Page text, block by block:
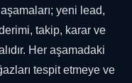
yeni lead,
takip, karar ve
Her aşamadaki
tespit etmeye ve